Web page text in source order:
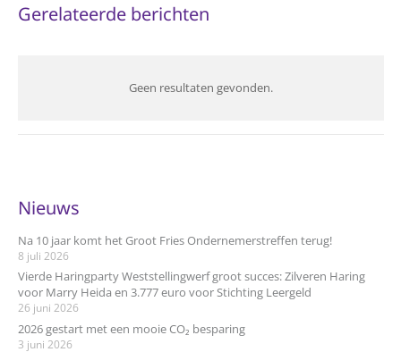
Gerelateerde berichten
Geen resultaten gevonden.
Nieuws
Na 10 jaar komt het Groot Fries Ondernemerstreffen terug!
8 juli 2026
Vierde Haringparty Weststellingwerf groot succes: Zilveren Haring
voor Marry Heida en 3.777 euro voor Stichting Leergeld
26 juni 2026
2026 gestart met een mooie CO₂ besparing
3 juni 2026